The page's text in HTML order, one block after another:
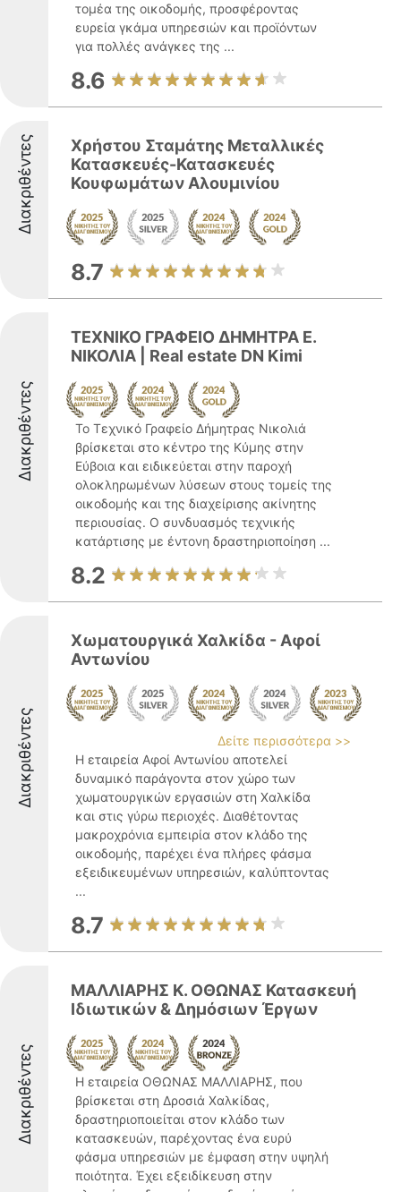
τομέα της οικοδομής, προσφέροντας
ευρεία γκάμα υπηρεσιών και προϊόντων
για πολλές ανάγκες της ...
8.6
Διακριθέντες
Χρήστου Σταμάτης Μεταλλικές
Κατασκευές-Κατασκευές
Κουφωμάτων Αλουμινίου
8.7
Διακριθέντες
ΤΕΧΝΙΚΟ ΓΡΑΦΕΙΟ ΔΗΜΗΤΡΑ Ε.
ΝΙΚΟΛΙΑ | Real estate DN Kimi
Το Τεχνικό Γραφείο Δήμητρας Νικολιά
βρίσκεται στο κέντρο της Κύμης στην
Εύβοια και ειδικεύεται στην παροχή
ολοκληρωμένων λύσεων στους τομείς της
οικοδομής και της διαχείρισης ακίνητης
περιουσίας. Ο συνδυασμός τεχνικής
κατάρτισης με έντονη δραστηριοποίηση ...
8.2
Διακριθέντες
Χωματουργικά Χαλκίδα - Αφοί
Αντωνίου
Δείτε περισσότερα >>
Η εταιρεία Αφοί Αντωνίου αποτελεί
δυναμικό παράγοντα στον χώρο των
χωματουργικών εργασιών στη Χαλκίδα
και στις γύρω περιοχές. Διαθέτοντας
μακροχρόνια εμπειρία στον κλάδο της
οικοδομής, παρέχει ένα πλήρες φάσμα
εξειδικευμένων υπηρεσιών, καλύπτοντας
...
8.7
Διακριθέντες
ΜΑΛΛΙΑΡΗΣ Κ. ΟΘΩΝΑΣ Κατασκευή
Ιδιωτικών & Δημόσιων Έργων
Η εταιρεία ΟΘΩΝΑΣ ΜΑΛΛΙΑΡΗΣ, που
βρίσκεται στη Δροσιά Χαλκίδας,
δραστηριοποιείται στον κλάδο των
κατασκευών, παρέχοντας ένα ευρύ
φάσμα υπηρεσιών με έμφαση στην υψηλή
ποιότητα. Έχει εξειδίκευση στην